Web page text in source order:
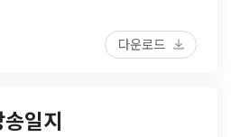
다운로드
일지